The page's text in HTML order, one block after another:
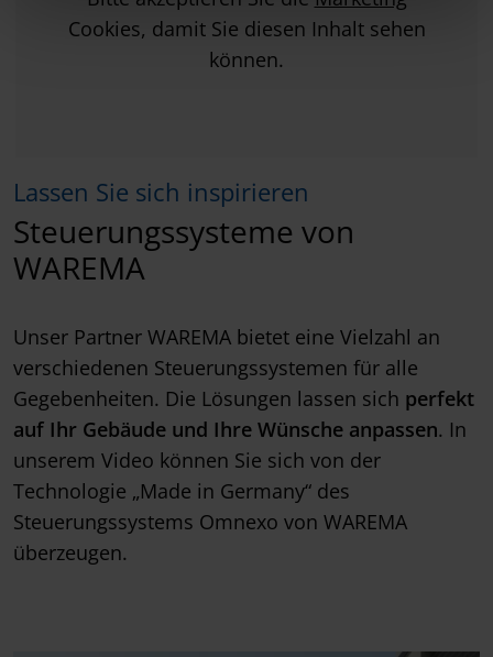
Cookies, damit Sie diesen Inhalt sehen
können.
Lassen Sie sich inspirieren
Steuerungssysteme von
WAREMA
Unser Partner WAREMA bietet eine Vielzahl an
verschiedenen Steuerungssystemen für alle
Gegebenheiten. Die Lösungen lassen sich perfekt
auf Ihr Gebäude und Ihre Wünsche anpassen. In
unserem Video können Sie sich von der
Technologie „Made in Germany“ des
Steuerungssystems Omnexo von WAREMA
überzeugen.